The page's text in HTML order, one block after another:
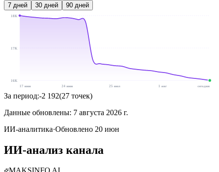
7 дней 30 дней 90 дней
18K
17K
16K
17 июн
24 июн 25 июл 1 авг сегодня
За период:-2 192(27 точек)
Данные обновлены: 7 августа 2026 г.
ИИ-аналитика·Обновлено 20 июн
ИИ-анализ канала